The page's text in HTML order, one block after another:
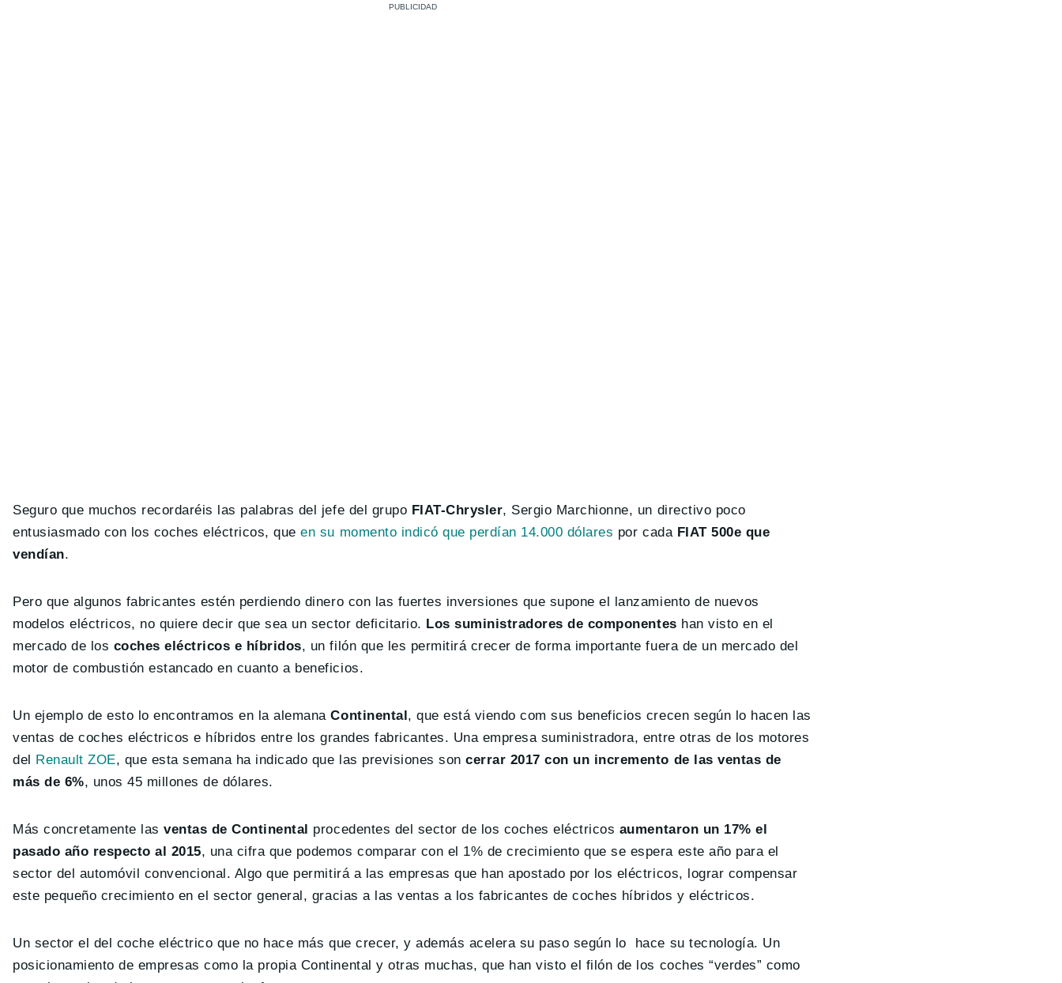
Seguro que muchos recordaréis las palabras del jefe del grupo FIAT-Chrysler, Sergio Marchionne, un directivo poco
entusiasmado con los coches eléctricos, queen su momento indicó que perdían 14.000 dólares por cada FIAT 500e que
vendían.
Pero que algunos fabricantes estén perdiendo dinero con las fuertes inversiones que supone el lanzamiento de nuevos
modelos eléctricos, no quiere decir que sea un sector deficitario. Los suministradores de componentes han visto en el
mercado de los coches eléctricos e híbridos, un filón que les permitirá crecer de forma importante fuera de un mercado del
motor de combustión estancado en cuanto a beneficios.
Un ejemplo de esto lo encontramos en la alemanaContinental , que está viendo com sus beneficios crecen según lo hacen las
ventas de coches eléctricos e híbridos entre los grandes fabricantes. Una empresa suministradora, entre otras de los motores
del
Renault ZOE, que esta semana ha indicado que las previsiones soncerrar 2017 con un incremento de las ventas de
más de 6%, unos 45 millones de dólares.
Más concretamente lasventas de Continental procedentes del sector de los coches eléctricos aumentaron un 17% el
pasado año respecto al 2015, una cifra que podemos comparar con el 1% de crecimiento que se espera este año para el
sector del automóvil convencional. Algo que permitirá a las empresas que han apostado por los eléctricos, lograr compensar
este pequeño crecimiento en el sector general, gracias a las ventas a los fabricantes de coches híbridos y eléctricos.
Un sector el del coche eléctrico que no hace más que crecer, y además acelera su paso según lo hace su tecnología. Un
posicionamiento de empresas como la propia Continental y otras muchas, que han visto el filón de los coches “verdes” como